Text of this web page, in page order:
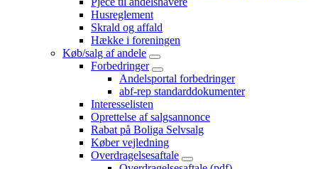
Husreglement
Skrald og affald
Hække i foreningen
Køb/salg af andele
Forbedringer
Andelsportal forbedringer
abf-rep standarddokumenter
Interesselisten
Oprettelse af salgsannonce
Rabat på Boliga Selvsalg
Køber vejledning
Overdragelsesaftale